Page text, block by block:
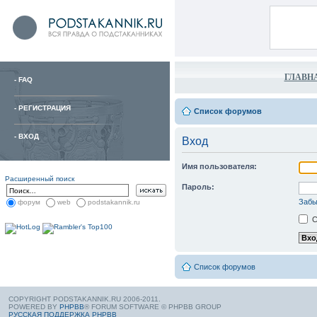
- FAQ
- РЕГИСТРАЦИЯ
- ВХОД
Расширенный поиск
форум web podstakannik.ru
Список форумов
Вход
Имя пользователя:
Пароль:
Список форумов
COPYRIGHT PODSTAKANNIK.RU 2006-2011.
POWERED BY PHPBB® FORUM SOFTWARE © PHPBB GROUP
РУССКАЯ ПОДДЕРЖКА PHPBB